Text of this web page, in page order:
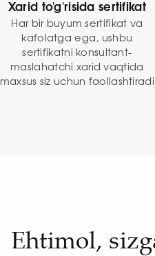
Xarid to'g'risida sertifikat
Har bir buyum sertifikat va
kafolatga ega, ushbu
sertifikatni konsultant-
maslahatchi xarid vaqtida
maxsus siz uchun faollashtiradi
Ehtimol,